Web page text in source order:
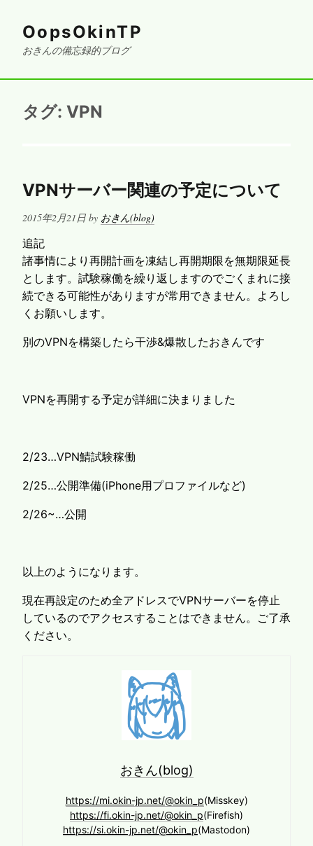
OopsOkinTP
おきんの備忘録的ブログ
タグ: VPN
VPNサーバー関連の予定について
Posted
2015年2月21日 by おきん(blog)
追記
諸事情により再開計画を凍結し再開期限を無期限延長
とします。試験稼働を繰り返しますのでごくまれに接
続できる可能性がありますが常用できません。よろし
くお願いします。
別のVPNを構築したら干渉&爆散したおきんです
VPNを再開する予定が詳細に決まりました
2/23…VPN鯖試験稼働
2/25…公開準備(iPhone用プロファイルなど)
2/26~…公開
以上のようになります。
現在再設定のため全アドレスでVPNサーバーを停止
しているのでアクセスすることはできません。ご了承
ください。
おきん(blog)
https://mi.okin-jp.net/@okin_p(Misskey)
https://fi.okin-jp.net/@okin_p(Firefish)
https://si.okin-jp.net/@okin_p(Mastodon)